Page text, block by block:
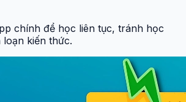
chính để học liên tục, tránh học
loạn kiến thức.